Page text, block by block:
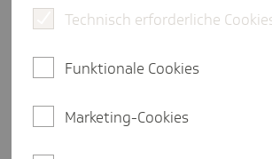
Mithilfe eines neuen
sollen Patientinnen und Patienten
das Gesundheitssystem gelotst
Kontext wird die hausarztzentrierte
2 Minuten Lesezeit
Technisch erforderliche
Funktionale Cookies
Marketing-Cookies